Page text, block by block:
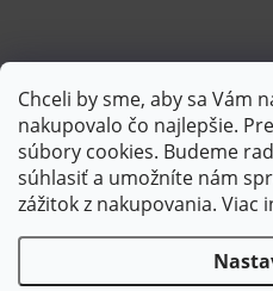
Chceli by sme, aby sa Vám
nakupovalo čo najlepšie.
súbory cookies. Budeme
súhlasiť a umožníte nám
zážitok z nakupovania. Viac
Sledovať na